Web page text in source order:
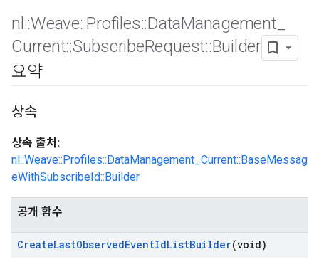
nl ::Weave::Profiles::DataManagement
Current::SubscribeRequest::Builder
요약
상속
상속 출처:
nl::Weave::Profiles::DataManagement_Current::BaseMessag
eWithSubscribeId::Builder
공개 함수
CreateLastObservedEventIdListBuilder(void)